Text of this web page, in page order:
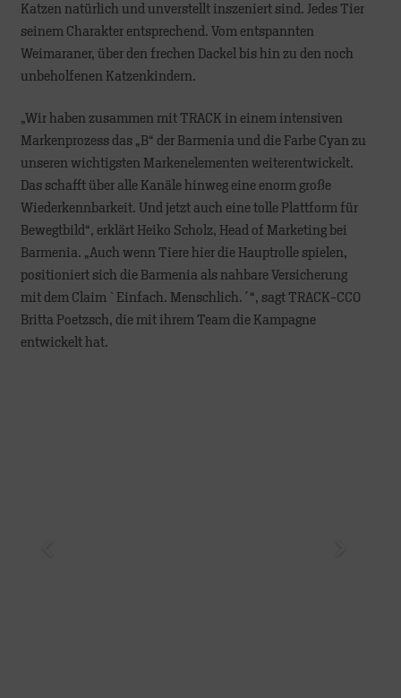
Katzen natürlich und unverstellt inszeniert sind. Jedes Tier
seinem Charakter entsprechend. Vom entspannten
Weimaraner, über den frechen Dackel bis hin zu den noch
unbeholfenen Katzenkindern.
„Wir haben zusammen mit TRACK in einem intensiven
Markenprozess das „B“ der Barmenia und die Farbe Cyan zu
unseren wichtigsten Markenelementen weiterentwickelt.
Das schafft über alle Kanäle hinweg eine enorm große
Wiederkennbarkeit. Und jetzt auch eine tolle Plattform für
Bewegtbild“, erklärt Heiko Scholz, Head of Marketing bei
Barmenia. „Auch wenn Tiere hier die Hauptrolle spielen,
positioniert sich die Barmenia als nahbare Versicherung
mit dem Claim `Einfach. Menschlich.´“, sagt TRACK-CCO
Britta Poetzsch, die mit ihrem Team die Kampagne
entwickelt hat.